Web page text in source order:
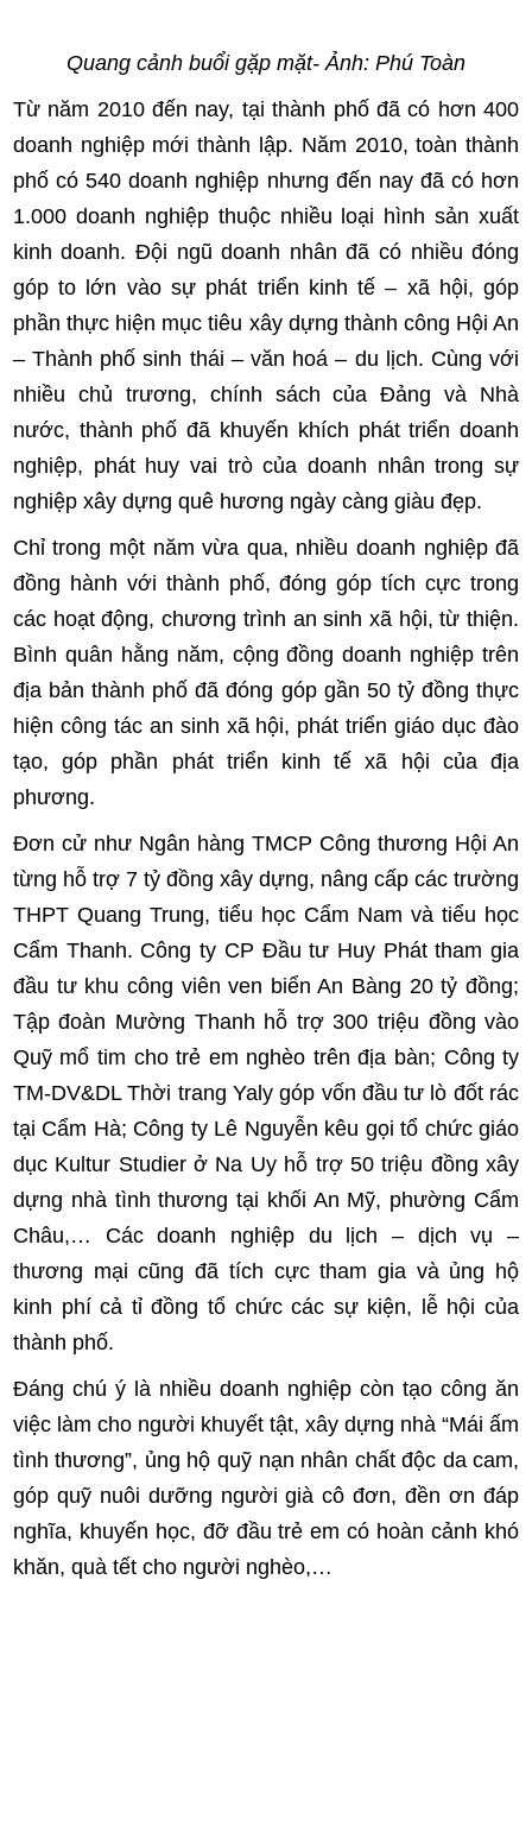
Quang cảnh buổi gặp mặt- Ảnh: Phú Toàn
Từ năm 2010 đến nay, tại thành phố đã có hơn 400
doanh nghiệp mới thành lập. Năm 2010, toàn thành
phố có 540 doanh nghiệp nhưng đến nay đã có hơn
1.000 doanh nghiệp thuộc nhiều loại hình sản xuất
kinh doanh. Đội ngũ doanh nhân đã có nhiều đóng
góp to lớn vào sự phát triển kinh tế – xã hội, góp
phần thực hiện mục tiêu xây dựng thành công Hội An
– Thành phố sinh thái – văn hoá – du lịch. Cùng với
nhiều chủ trương, chính sách của Ðảng và Nhà
nước, thành phố đã khuyến khích phát triển doanh
nghiệp, phát huy vai trò của doanh nhân trong sự
nghiệp xây dựng quê hương ngày càng giàu đẹp.
Chỉ trong một năm vừa qua, nhiều doanh nghiệp đã
đồng hành với thành phố, đóng góp tích cực trong
các hoạt động, chương trình an sinh xã hội, từ thiện.
Bình quân hằng năm, cộng đồng doanh nghiệp trên
địa bản thành phố đã đóng góp gần 50 tỷ đồng thực
hiện công tác an sinh xã hội, phát triển giáo dục đào
tạo, góp phần phát triển kinh tế xã hội của địa
phương.
Đơn cử như Ngân hàng TMCP Công thương Hội An
từng hỗ trợ 7 tỷ đồng xây dựng, nâng cấp các trường
THPT Quang Trung, tiểu học Cẩm Nam và tiểu học
Cẩm Thanh. Công ty CP Đầu tư Huy Phát tham gia
đầu tư khu công viên ven biển An Bàng 20 tỷ đồng;
Tập đoàn Mường Thanh hỗ trợ 300 triệu đồng vào
Quỹ mổ tim cho trẻ em nghèo trên địa bàn; Công ty
TM-DV&DL Thời trang Yaly góp vốn đầu tư lò đốt rác
tại Cẩm Hà; Công ty Lê Nguyễn kêu gọi tổ chức giáo
dục Kultur Studier ở Na Uy hỗ trợ 50 triệu đồng xây
dựng nhà tình thương tại khối An Mỹ, phường Cẩm
Châu,… Các doanh nghiệp du lịch – dịch vụ –
thương mại cũng đã tích cực tham gia và ủng hộ
kinh phí cả tỉ đồng tổ chức các sự kiện, lễ hội của
thành phố.
Đáng chú ý là nhiều doanh nghiệp còn tạo công ăn
việc làm cho người khuyết tật, xây dựng nhà “Mái ấm
tình thương”, ủng hộ quỹ nạn nhân chất độc da cam,
góp quỹ nuôi dưỡng người già cô đơn, đền ơn đáp
nghĩa, khuyến học, đỡ đầu trẻ em có hoàn cảnh khó
khăn, quà tết cho người nghèo,…